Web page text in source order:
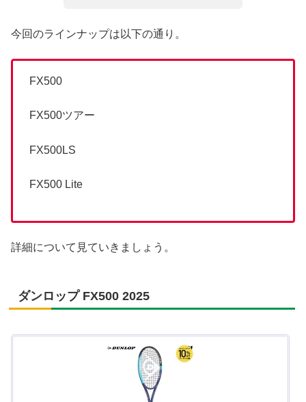
今回のラインナップは以下の通り。
FX500
FX500ツアー
FX500LS
FX500 Lite
詳細について見ていきましょう。
ダンロップ FX500 2025